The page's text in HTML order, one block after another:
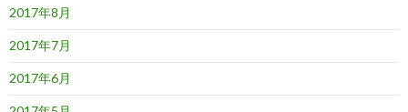
2017年8月
2017年7月
2017年6月